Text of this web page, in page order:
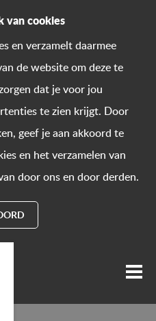
van cookies
en verzamelt daarmee
de website om deze te
dat je voor jou
te zien krijgt. Door
geef je aan akkoord te
en het verzamelen van
door ons en door derden.